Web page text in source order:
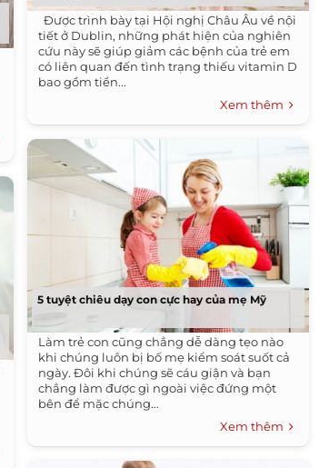
Được trình bày tại Hội nghị Châu Âu về nội
tiết ở Dublin, những phát hiện của nghiên
cứu này sẽ giúp giảm các bệnh của trẻ em
có liên quan đến tình trạng thiếu vitamin D
bao gồm tiền...
Xem thêm
5 tuyệt chiêu dạy con cực hay của mẹ Mỹ
Làm trẻ con cũng chẳng dễ dàng tẹo nào
khi chúng luôn bị bố mẹ kiểm soát suốt cả
ngày. Đôi khi chúng sẽ cáu giận và bạn
chẳng làm được gì ngoài việc đứng một
bên để mặc chúng...
Xem thêm